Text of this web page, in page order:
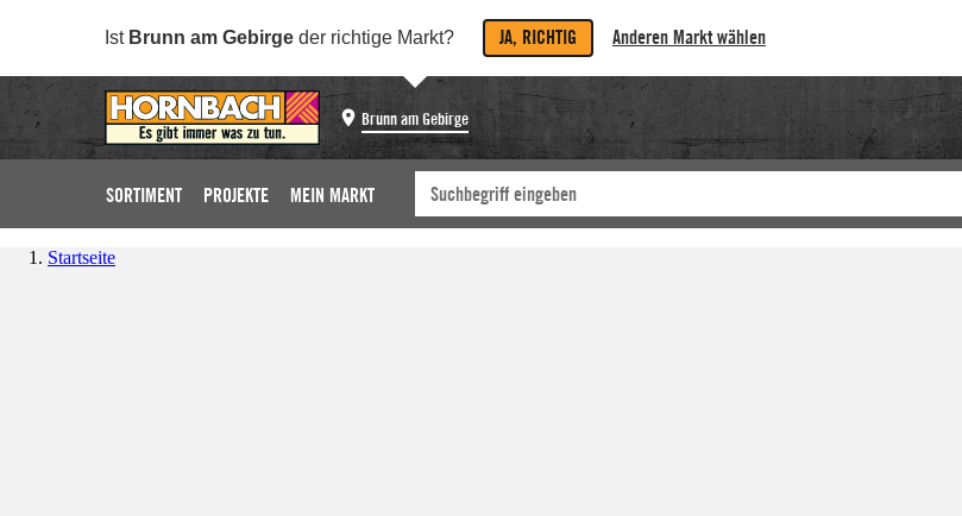
Ist Brunn am Gebirge der richtige Markt? JA, RICHTIG Anderen Markt wählen
Brunn am Gebirge
SORTIMENT PROJEKTE MEIN MARKT
Startseite